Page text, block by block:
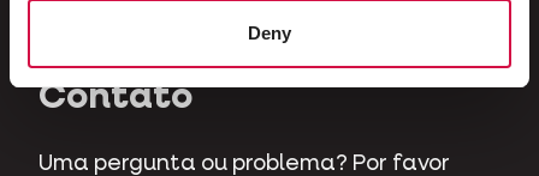
Deny
Porcos de estimação
Contato
Uma pergunta ou problema? Por favor